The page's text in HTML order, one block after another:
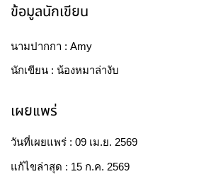
ข้อมูลนักเขียน
นามปากกา : Amy
นักเขียน : น้องหมาล่างับ
เผยแพร่
วันที่เผยแพร่ : 09 เม.ย. 2569
แก้ไขล่าสุด : 15 ก.ค. 2569